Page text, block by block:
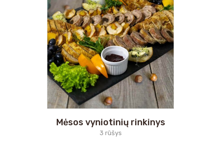
Mėsos vyniotinių rinkinys
3 rūšys